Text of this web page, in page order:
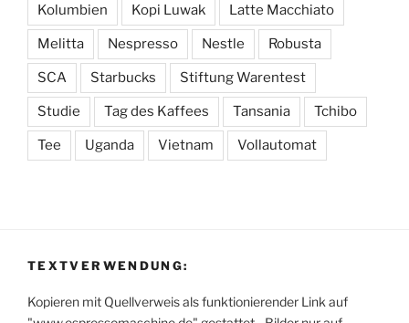
Kolumbien Kopi Luwak Latte Macchiato
Melitta Nespresso Nestle Robusta
SCA Starbucks Stiftung Warentest
Studie Tag des Kaffees Tansania Tchibo
Tee Uganda Vietnam Vollautomat
TEXTVERWENDUNG:
Kopieren mit Quellverweis als funktionierender Link auf